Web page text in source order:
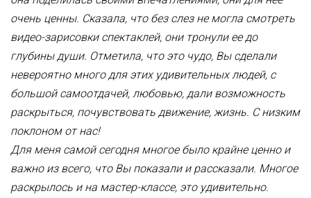
очень ценны. Сказала, что без слез не могла смотреть
видео-зарисовки спектаклей, они тронули ее до
глубины души. Отметила, что это чудо, Вы сделали
невероятно много для этих удивительных людей, с
большой самоотдачей, любовью, дали возможность
раскрыться, почувствовать движение, жизнь. С низким
поклоном от нас!
Для меня самой сегодня многое было крайне ценно и
важно из всего, что Вы показали и рассказали. Многое
раскрылось и на мастер-классе, это удивительно.